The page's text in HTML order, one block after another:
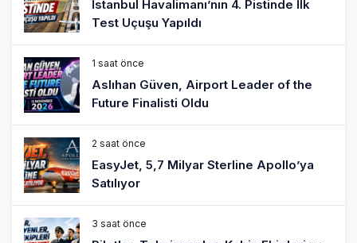
İstanbul Havalimanı’nın 4. Pistinde İlk
Test Uçuşu Yapıldı
1 saat önce
Aslıhan Güven, Airport Leader of the
Future Finalisti Oldu
2 saat önce
EasyJet, 5,7 Milyar Sterline Apollo’ya
Satılıyor
3 saat önce